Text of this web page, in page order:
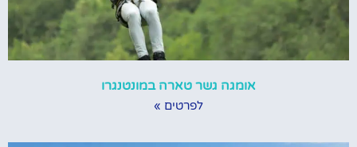
אומגה גשר טארה במונטנגרו
לפרטים »